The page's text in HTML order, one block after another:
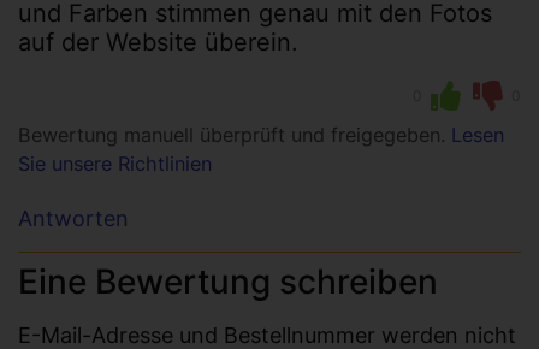
und Farben stimmen genau mit den Fotos
auf der Website überein.
Bewertung manuell überprüft und freigegeben. Lesen
Sie unsere Richtlinien
Antworten
Eine Bewertung schreiben
E-Mail-Adresse und Bestellnummer werden nicht